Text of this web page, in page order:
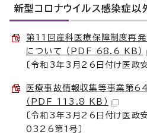
新型コロナウイルス感染症以
第11回産科医療保障制度再
について （PDF 68.6 KB）
〔令和3年3月26日付け医政
医療事故情報収集等事業第
（PDF 113.8 KB）
〔令和3年3月26日付け医政
0326第1号〕